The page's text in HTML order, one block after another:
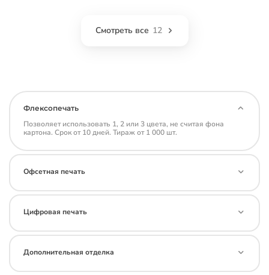
Смотреть все 12
Флексопечать
Позволяет использовать 1, 2 или 3 цвета, не считая фона
картона. Срок от 10 дней. Тираж от 1 000 шт.
Офсетная печать
Цифровая печать
Дополнительная отделка